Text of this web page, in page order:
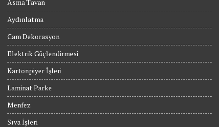
Asma Tavan
Aydınlatma
Cam Dekorasyon
Elektrik Güçlendirmesi
Kartonpiyer İşleri
Laminat Parke
Menfez
Sıva İşleri